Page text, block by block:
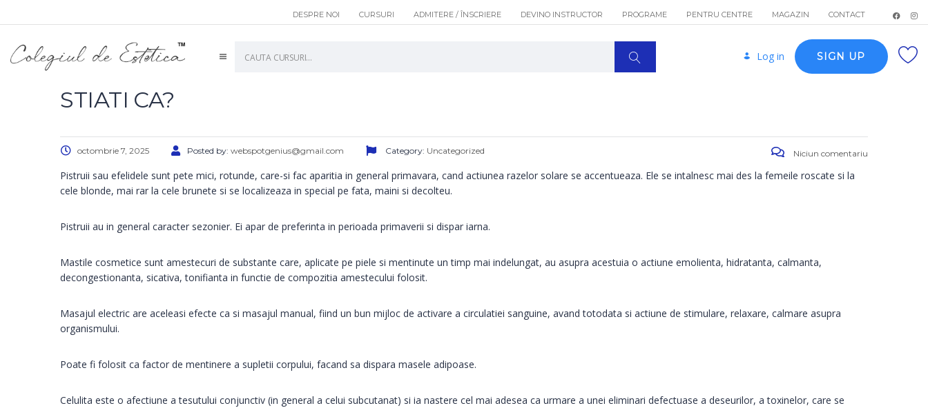
DESPRE NOI CURSURI ADMITERE / ÎNSCRIERE DEVINO INSTRUCTOR PROGRAME PENTRU CENTRE MAGAZIN CONTACT
Log in SIGN UP
STIATI CA?
octombrie 7, 2025 Posted by: webspotgenius@gmail.com Category: Uncategorized Niciun comentariu
Pistruii sau efelidele sunt pete mici, rotunde, care-si fac aparitia in general primavara, cand actiunea razelor solare se accentueaza. Ele se intalnesc mai des la femeile roscate si la
cele blonde, mai rar la cele brunete si se localizeaza in special pe fata, maini si decolteu.
Pistruii au in general caracter sezonier. Ei apar de preferinta in perioada primaverii si dispar iarna.
Mastile cosmetice sunt amestecuri de substante care, aplicate pe piele si mentinute un timp mai indelungat, au asupra acestuia o actiune emolienta, hidratanta, calmanta,
decongestionanta, sicativa, tonifianta in functie de compozitia amestecului folosit.
Masajul electric are aceleasi efecte ca si masajul manual, fiind un bun mijloc de activare a circulatiei sanguine, avand totodata si actiune de stimulare, relaxare, calmare asupra
organismului.
Poate fi folosit ca factor de mentinere a supletii corpului, facand sa dispara masele adipoase.
Celulita este o afectiune a tesutului conjunctiv (in general a celui subcutanat) si ia nastere cel mai adesea ca urmare a unei eliminari defectuase a deseurilor, a toxinelor, care se